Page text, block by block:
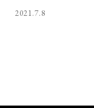
2021.7.8